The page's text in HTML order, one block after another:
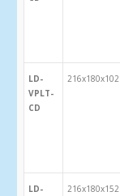
LD-
VPLT-
CD
216x180x102
LD-
216x180x152